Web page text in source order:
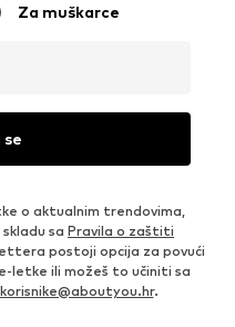
Za muškarce
se
o aktualnim trendovima,
sa Pravila o zaštiti
postoji opcija za povući
letke ili možeš to učiniti sa
.